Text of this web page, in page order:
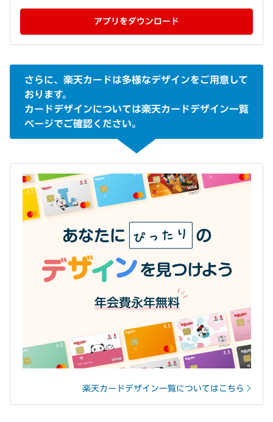
アプリをダウンロード
さらに、楽天カードは多様なデザインをご用意して
おります。
カードデザインについては楽天カードデザイン一覧
ページでご確認ください。
楽天カードデザイン一覧についてはこちら